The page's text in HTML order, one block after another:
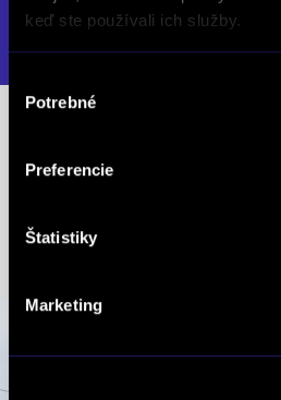
keď ste používali ich služby.
súhlasu
Potrebné
Preferencie
Štatistiky
Marketing